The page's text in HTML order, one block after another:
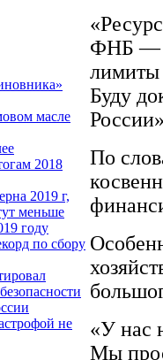
масле
2018
2019 г,
меньше
году
по сбору
не
ФНБ —
лимиты
Буду
По
«У нас
Мы